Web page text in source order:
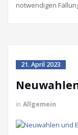
notwendigen
21. April 2023
in Allgemein